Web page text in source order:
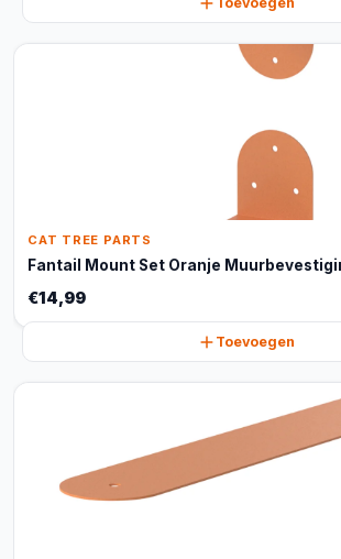
CAT TREE PARTS
Fantail Mount Set Oranje
€14,99
Toevoegen